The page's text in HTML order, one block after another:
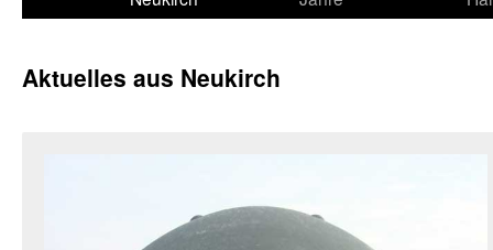
Aktuelles aus Neukirch